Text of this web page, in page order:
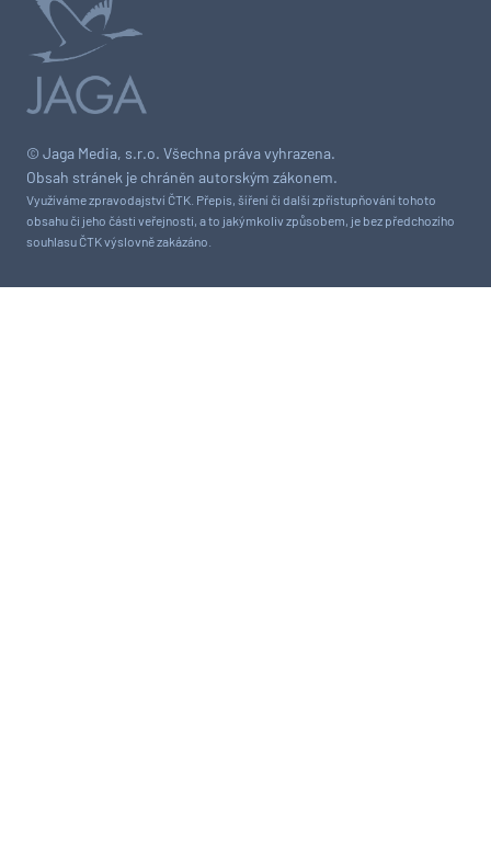
© Jaga Media, s.r.o. Všechna práva vyhrazena.
Obsah stránek je chráněn autorským zákonem.
Využíváme zpravodajství ČTK. Přepis, šíření či další zpřístupňování tohoto
obsahu či jeho části veřejnosti, a to jakýmkoliv způsobem, je bez předchozího
souhlasu ČTK výslovně zakázáno.